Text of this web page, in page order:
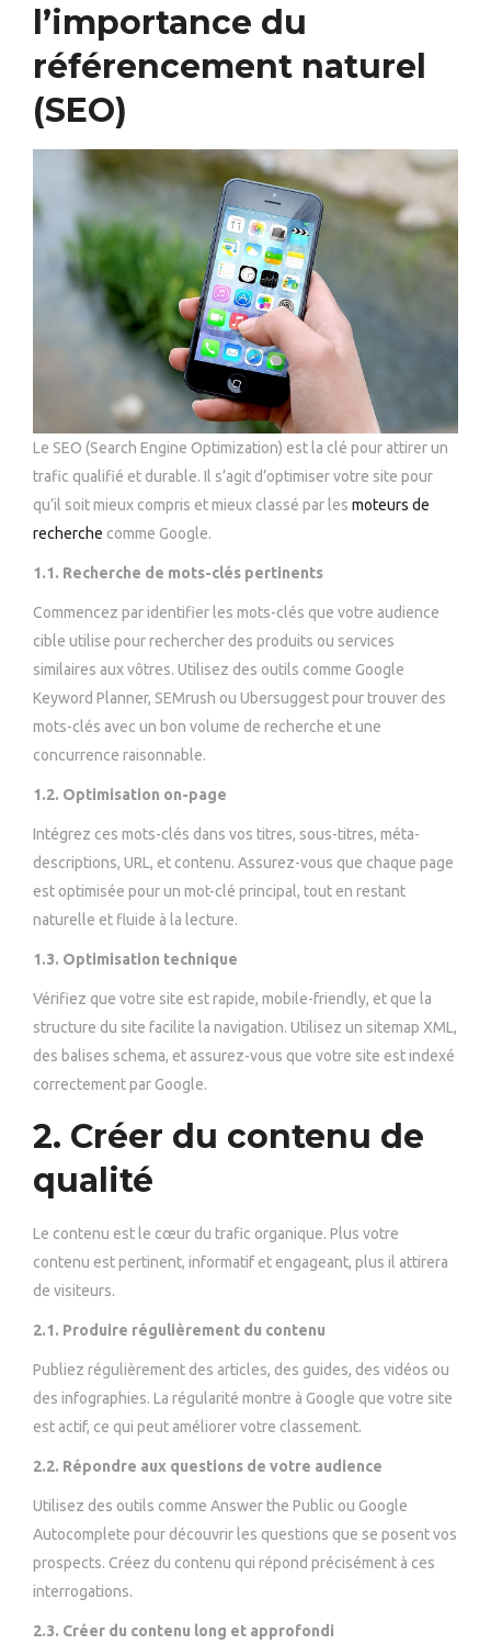
l’importance du
référencement naturel
(SEO)
Le SEO (Search Engine Optimization) est la clé pour attirer un
trafic qualifié et durable. Il s’agit d’optimiser votre site pour
qu’il soit mieux compris et mieux classé par les moteurs de
recherche comme Google.
1.1. Recherche de mots-clés pertinents
Commencez par identifier les mots-clés que votre audience
cible utilise pour rechercher des produits ou services
similaires aux vôtres. Utilisez des outils comme Google
Keyword Planner, SEMrush ou Ubersuggest pour trouver des
mots-clés avec un bon volume de recherche et une
concurrence raisonnable.
1.2. Optimisation on-page
Intégrez ces mots-clés dans vos titres, sous-titres, méta-
descriptions, URL, et contenu. Assurez-vous que chaque page
est optimisée pour un mot-clé principal, tout en restant
naturelle et fluide à la lecture.
1.3. Optimisation technique
Vérifiez que votre site est rapide, mobile-friendly, et que la
structure du site facilite la navigation. Utilisez un sitemap XML,
des balises schema, et assurez-vous que votre site est indexé
correctement par Google.
2. Créer du contenu de
qualité
Le contenu est le cœur du trafic organique. Plus votre
contenu est pertinent, informatif et engageant, plus il attirera
de visiteurs.
2.1. Produire régulièrement du contenu
Publiez régulièrement des articles, des guides, des vidéos ou
des infographies. La régularité montre à Google que votre site
est actif, ce qui peut améliorer votre classement.
2.2. Répondre aux questions de votre audience
Utilisez des outils comme Answer the Public ou Google
Autocomplete pour découvrir les questions que se posent vos
prospects. Créez du contenu qui répond précisément à ces
interrogations.
2.3. Créer du contenu long et approfondi